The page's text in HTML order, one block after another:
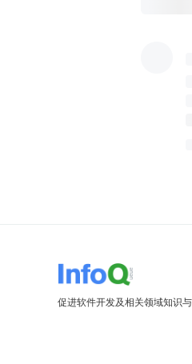
促进软件开发及相关领域知识